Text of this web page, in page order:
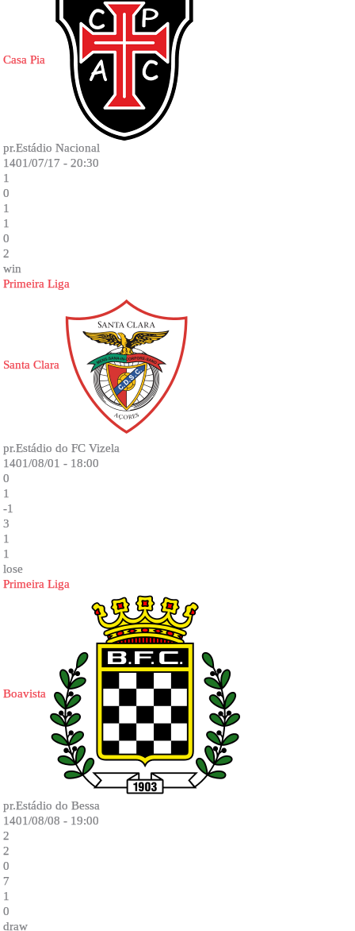
Casa Pia
pr.Estádio Nacional
1401/07/17 - 20:30
1
0
1
1
0
2
win
Primeira Liga
Santa Clara
pr.Estádio do FC Vizela
1401/08/01 - 18:00
0
1
-1
3
1
1
lose
Primeira Liga
Boavista
pr.Estádio do Bessa
1401/08/08 - 19:00
2
2
0
7
1
0
draw